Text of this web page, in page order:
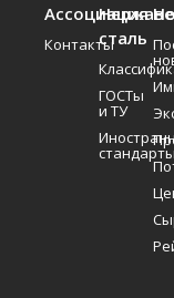
Ассоциация
Контактысталь
ГОСТы
и ТУ
стандарты